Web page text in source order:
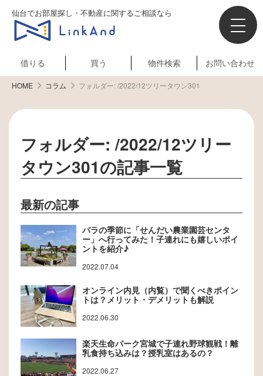
仙台でお部屋探し・不動産に関するご相談なら
借りる 買う 物件検索 お問い合わせ
HOME コラム フォルダー:/2022/12ツリータウン301
フォルダー:/2022/12ツリー
タウン301の記事一覧
最新の記事
バラの季節に「せんだい農業園芸センタ
ー」へ行ってみた！子連れにも嬉しいポイ
ントを紹介♪
2022.07.04
オンライン内見（内覧）で聞くべきポイン
トは？メリット・デメリットも解説
2022.06.30
楽天生命パーク宮城で子連れ野球観戦！離
乳食持ち込みは？授乳室はあるの？
2022.06.27